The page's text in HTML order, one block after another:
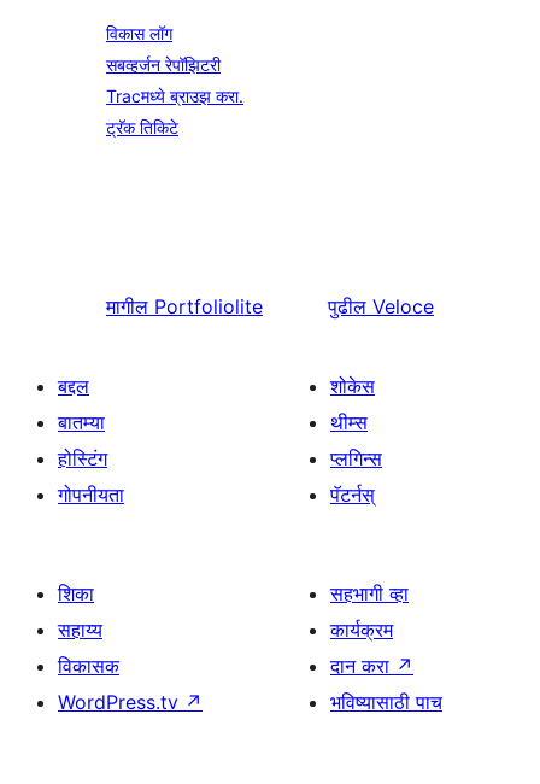
विकास लॉग
सबव्हर्जन रेपॉझिटरी
Tracमध्ये ब्राउझ करा.
ट्रॅक तिकिटे
मागील Portfoliolite पुढील Veloce
बद्दल
बातम्या
होस्टिंग
गोपनीयता
शोकेस
थीम्स
प्लगिन्स
पॅटर्नस्
शिका
सहाय्य
विकासक
WordPress.tv ↗
सहभागी व्हा
कार्यक्रम
दान करा ↗
भविष्यासाठी पाच